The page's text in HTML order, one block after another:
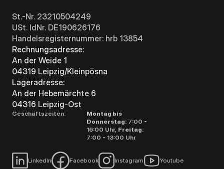
St.-Nr. 23210504249
USt. IdNr. DE190626176
Handelsregisternummer: hrb 13854
Rechnungsadresse:
An der Weide 1
04319 Leipzig/Kleinpösna
Lageradresse:
An der Hebemärchte 6
04316 Leipzig-Ost
Geschäftszeiten:
Montag bis
Donnerstag: 7:00 -
16:00 Uhr, Freitag:
7:00 - 13:00 Uhr
LinkedIn Facebook Instagram Youtube